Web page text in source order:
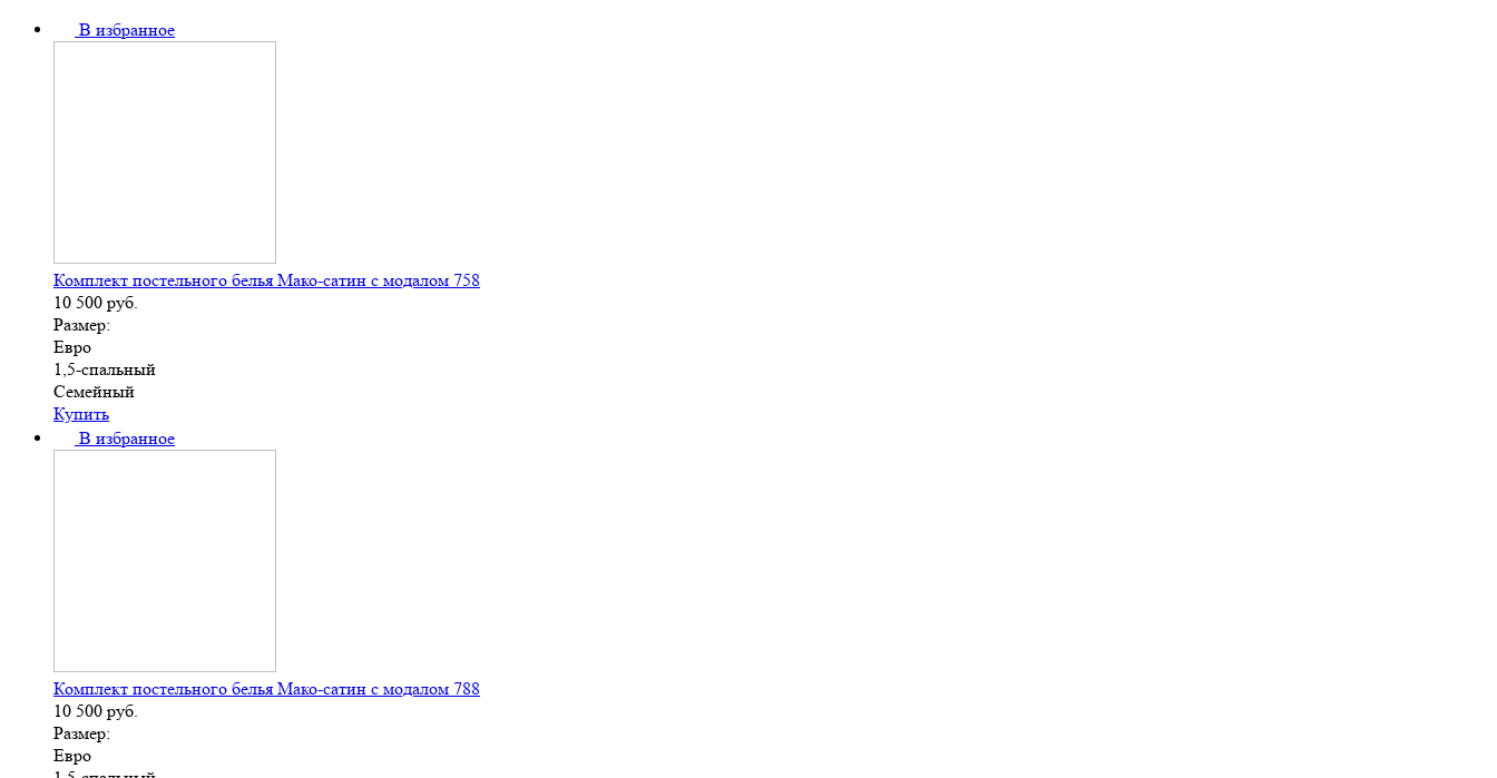
В избранное
Комплект постельного белья Мако-сатин с модалом 758
10 500 руб.
Размер:
Евро
1,5-спальный
Семейный
Купить
В избранное
Комплект постельного белья Мако-сатин с модалом 788
10 500 руб.
Размер:
Евро